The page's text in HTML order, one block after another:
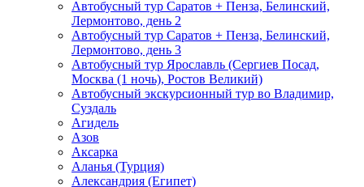
Автобусный тур Саратов + Пенза, Белинский,
Лермонтово, день 2
Автобусный тур Саратов + Пенза, Белинский,
Лермонтово, день 3
Автобусный тур Ярославль (Сергиев Посад,
Москва (1 ночь), Ростов Великий)
Автобусный экскурсионный тур во Владимир,
Суздаль
Агидель
Азов
Аксарка
Аланья (Турция)
Александрия (Египет)